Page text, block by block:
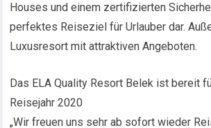
Houses und einem zertifizierten
perfektes Reiseziel für Urlauber dar.
Luxusresort mit attraktiven Angeboten.
Das ELA Quality Resort Belek ist bereit
Reisejahr 2020
„Wir freuen uns sehr ab sofort wieder